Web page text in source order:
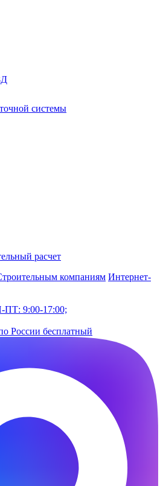
системы
расчет
компаниям Интернет-
9:00-17:00;
России бесплатный